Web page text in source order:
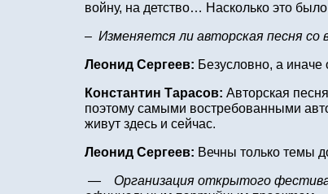
войну, на детство… Насколько это
– Изменяется ли авторская песня со
Леонид Сергеев: Безусловно, а
Константин Тарасов: Авторская
поэтому самыми востребованными
живут здесь и сейчас.
Леонид Сергеев: Вечны только темы
— Организация открытого